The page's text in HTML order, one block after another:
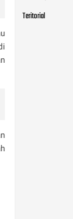
Teritorial